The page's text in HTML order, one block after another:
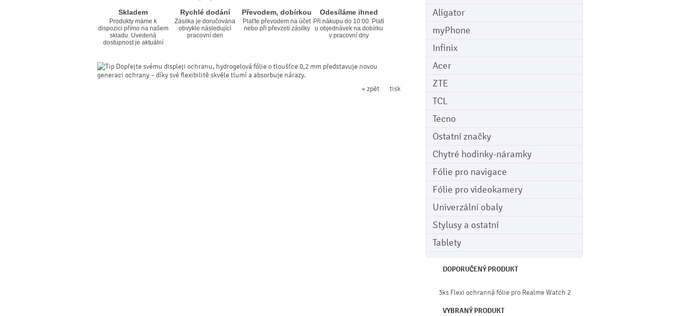
Aligator
myPhone
Infinix
Acer
ZTE
TCL
Tecno
Ostatní značky
Chytré hodinky-náramky
Fólie pro navigace
Fólie pro videokamery
Univerzální obaly
Stylusy a ostatní
Tablety
DOPORUČENÝ PRODUKT
3ks Flexi ochranná fólie pro Realme Watch 2
VYBRANÝ PRODUKT
Skladem
Produkty máme k
dispozici přímo na našem
skladu. Uvedená
dostupnost je aktuální
Rychlé dodání
Zásilka je doručována
obvykle následující
pracovní den
Převodem, dobírkou
Plaťte převodem na účet
nebo při převzetí zásilky
Odesíláme ihned
Při nákupu do 10:00. Platí
u objednávek na dobírku
v pracovní dny
Dopřejte svému displeji ochranu, hydrogelová fólie o tloušťce 0,2 mm představuje novou
generaci ochrany – díky své flexibilitě skvěle tlumí a absorbuje nárazy.
tisk
« zpět